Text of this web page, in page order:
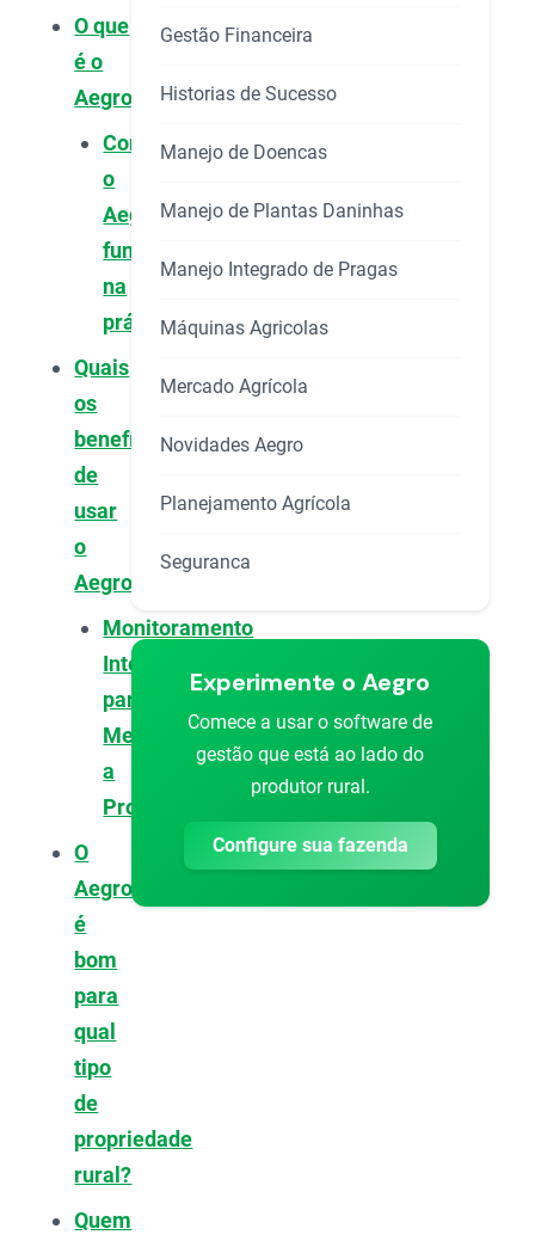
O que
é o
Aegro?
Como
o
Aegro
funciona
na
prática?
Quais
os
benefícios
de
usar
o
Aegro?
Monitoramento
Inteligente
para
Melhorar
a
Produtividade
O
Aegro
é
bom
para
qual
tipo
de
propriedade
rural?
Quem
Gestão Financeira
Historias de Sucesso
Manejo de Doencas
Manejo de Plantas Daninhas
Manejo Integrado de Pragas
Máquinas Agricolas
Mercado Agrícola
Novidades Aegro
Planejamento Agrícola
Seguranca
Experimente o Aegro
Comece a usar o software de
gestão que está ao lado do
produtor rural.
Configure sua fazenda